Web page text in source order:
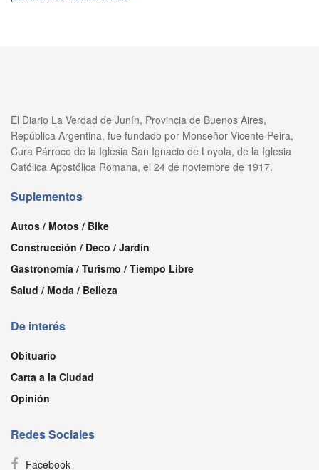
El Diario La Verdad de Junín, Provincia de Buenos Aires,
República Argentina, fue fundado por Monseñor Vicente Peira,
Cura Párroco de la Iglesia San Ignacio de Loyola, de la Iglesia
Católica Apostólica Romana, el 24 de noviembre de 1917.
Suplementos
Autos / Motos / Bike
Construcción / Deco / Jardín
Gastronomía / Turismo / Tiempo Libre
Salud / Moda / Belleza
De interés
Obituario
Carta a la Ciudad
Opinión
Redes Sociales
Facebook